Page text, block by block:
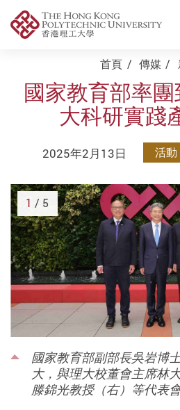
Start main content首頁 傳媒
國家教育部率
大科研實踐
2025年2月13日 活動
國家教育部副部長吳岩博
大，與理大校董會主席林
滕錦光教授（右）等代表會
1 / 5